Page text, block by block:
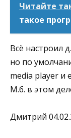
Читайте
такое
Всё настроил
но по
media player и
М.б. в этом
Дмитрий